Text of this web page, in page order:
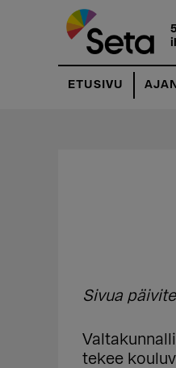
pääsisältöön
ensisijaiseen
ETUSIVU
Sivua
tekee